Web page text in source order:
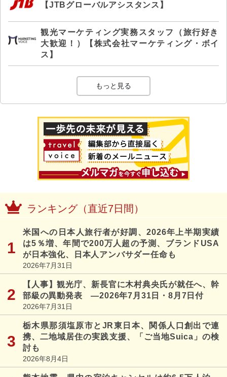
【JTBグローバルアシスタンス】
観光マーケティング実務スタッフ（旅行好き
大歓迎！）【株式会社マーケティング・ボイ
ス】
もっと見る
ランキング（直近7日間）
米国への日本人旅行者が好調、2026年上半期実績
は5％増、年間で200万人超の予測、ブランドUSA
が日本強化、日本人アンバサダー任命も
2026年7月31日
【人事】観光庁、新長官に木村典央氏が就任へ、幹
部級の異動発表 ―2026年7月31日・8月7日付
2026年7月31日
栃木県那須塩原市とJR東日本、関係人口創出で連
携、二地域居住の実践支援、「ご当地Suica」の検
討も
2026年8月4日